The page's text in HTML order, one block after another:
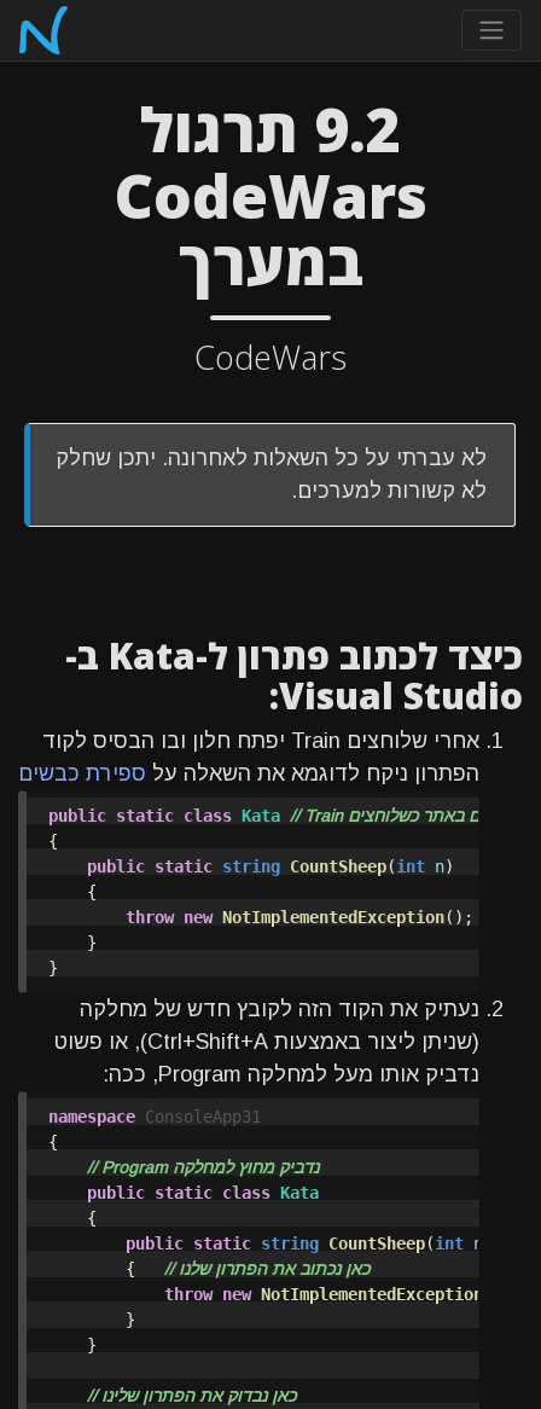
9.2 תרגול
CodeWars
במערך
CodeWars
לא עברתי על כל השאלות לאחרונה. יתכן שחלק
לא קשורות למערכים.
כיצד לכתוב פתרון ל-Kata ב-
Visual Studio:
אחרי שלוחצים Train יפתח חלון ובו הבסיס לקוד
הפתרון ניקח לדוגמא את השאלה על ספירת כבשים
public static class Kata
{
public static string CountSheep(int n)
{
throw new NotImplementedException();
}
}
נעתיק את הקוד הזה לקובץ חדש של מחלקה
(שניתן ליצור באמצעות Ctrl+Shift+A), או פשוט
נדביק אותו מעל למחלקה Program, ככה:
namespace ConsoleApp31
{
// Program נדביק מחוץ למחלקה
public static class Kata
{
public static string CountSheep(int n
{
// כאן נכתוב את הפתרון שלנו
throw new NotImplementedException
}
}
// כאן נבדוק את הפתרון שלינו